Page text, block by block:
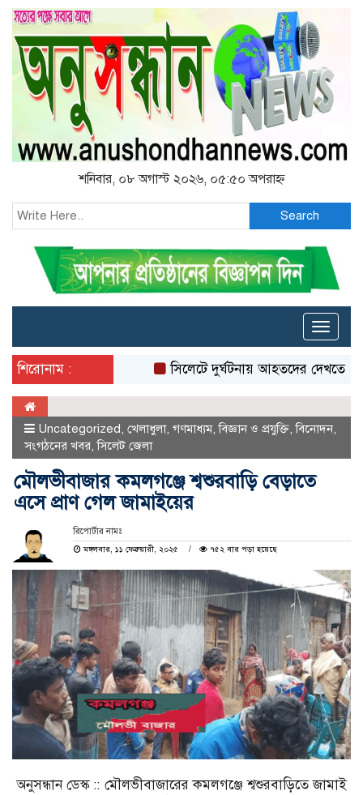
শনিবার, ০৮ অগাস্ট ২০২৬, ০৫:৫০ অপরাহ্ন
Search
Toggle
শিরোনাম :
সিলেটে দুর্ঘটনায় আহতদের দেখতে
Uncategorized, খেলাধুলা, গণমাধ্যম,বিজ্ঞান ও প্রযুক্তি,বিনোদন,
সংগঠনের খবর,সিলেট জেলা
মৌলভীবাজার কমলগঞ্জে শ্বশুরবাড়ি বেড়াতে
এসে প্রাণ গেল জামাইয়ের
রিপোর্টার নামঃ
মঙ্গলবার, ১১ ফেব্রুয়ারী, ২০২৫
৭৫২ বার পড়া হয়েছে
অনুসন্ধান ডেস্ক :: মৌলভীবাজারের কমলগঞ্জে শ্বশুরবাড়িতে জামাই